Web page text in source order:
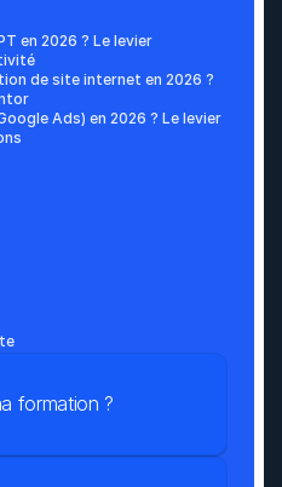
en 2026 ? Le levier
de site internet en 2026 ?
Ads) en 2026 ? Le levier
formation ?